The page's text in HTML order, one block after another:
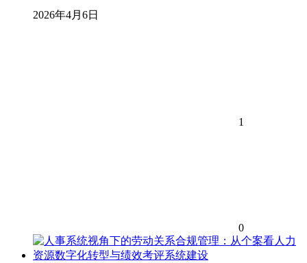
2026年4月6日
1
0